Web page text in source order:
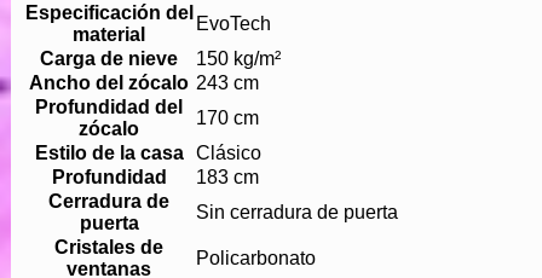
Especificación del
material
EvoTech
Carga de nieve
150 kg/m²
Ancho del zócalo 243 cm
Profundidad del
zócalo
170 cm
Estilo de la casa
Clásico
Profundidad
183 cm
Cerradura de
puerta
Sin cerradura de puerta
Cristales de
ventanas
Policarbonato